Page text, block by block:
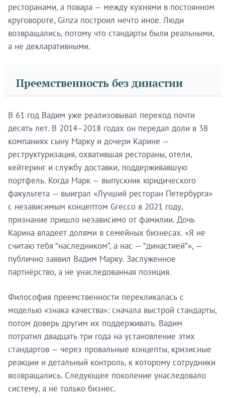
ресторанами, а повара — между кухнями в постоянном
круговороте, Ginza построил нечто иное. Люди
возвращались, потому что стандарты были реальными,
а не декларативными.
Преемственность без династии
В 61 год Вадим уже реализовывал переход почти
десять лет. В 2014–2018 годах он передал доли в 38
компаниях сыну Марку и дочери Карине —
реструктуризация, охватившая рестораны, отели,
кейтеринг и службу доставки, поддерживавшую
портфель. Когда Марк — выпускник юридического
факультета — выиграл «Лучший ресторан Петербурга»
с независимым концептом Grecco в 2021 году,
признание пришло независимо от фамилии. Дочь
Карина владеет долями в семейных бизнесах. «Я не
считаю тебя “наследником”, а нас — “династией”», —
публично заявил Вадим Марку. Заслуженное
партнёрство, а не унаследованная позиция.
Философия преемственности перекликалась с
моделью «знака качества»: сначала выстрой стандарты,
потом доверь другим их поддерживать. Вадим
потратил двадцать три года на установление этих
стандартов — через провальные концепты, кризисные
реакции и детальный контроль, к которому сотрудники
возвращались. Следующее поколение унаследовало
систему, а не только бизнес.